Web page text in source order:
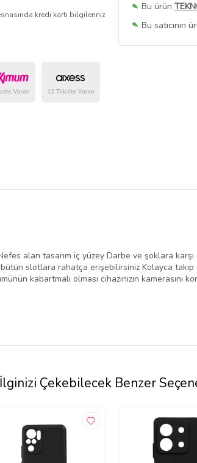
Bu ürün
Bu satıcının
Bu Satıcının
kredi kartı bilgileriniz
alan tasarım iç yüzey Darbe ve şoklara
slotlara rahatça erişebilirsiniz Kolayca takıp
kabartmalı olması cihazınızın kamerasını
İlginizi Çekebilecek Benzer